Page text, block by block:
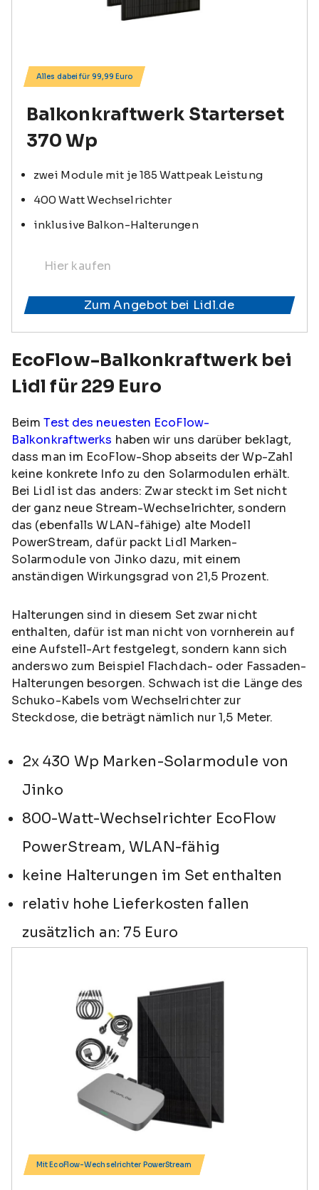
Alles dabei für 99,99 Euro
Balkonkraftwerk Starterset
370 Wp
zwei Module mit je 185 Wattpeak Leistung
400 Watt Wechselrichter
inklusive Balkon-Halterungen
Hier kaufen
Zum Angebot bei Lidl.de
EcoFlow-Balkonkraftwerk bei
Lidl für 229 Euro
BeimTest des neuesten EcoFlow-
Balkonkraftwerks haben wir uns darüber beklagt,
dass man im EcoFlow-Shop abseits der Wp-Zahl
keine konkrete Info zu den Solarmodulen erhält.
Bei Lidl ist das anders: Zwar steckt im Set nicht
der ganz neue Stream-Wechselrichter, sondern
das (ebenfalls WLAN-fähige) alte Modell
PowerStream, dafür packt Lidl Marken-
Solarmodule von Jinko dazu, mit einem
anständigen Wirkungsgrad von 21,5 Prozent.
Halterungen sind in diesem Set zwar nicht
enthalten, dafür ist man nicht von vornherein auf
eine Aufstell-Art festgelegt, sondern kann sich
anderswo zum Beispiel Flachdach- oder Fassaden-
Halterungen besorgen. Schwach ist die Länge des
Schuko-Kabels vom Wechselrichter zur
Steckdose, die beträgt nämlich nur 1,5 Meter.
2x 430 Wp Marken-Solarmodule von
Jinko
800-Watt-Wechselrichter EcoFlow
PowerStream, WLAN-fähig
keine Halterungen im Set enthalten
relativ hohe Lieferkosten fallen
zusätzlich an: 75 Euro
Mit EcoFlow-Wechselrichter PowerStream